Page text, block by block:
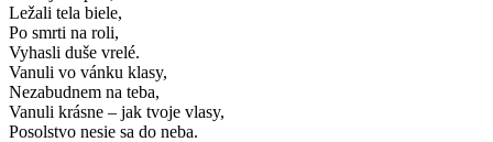
Ležali tela biele,
Po smrti na roli,
Vyhasli duše vrelé.
Vanuli vo vánku klasy,
Nezabudnem na teba,
Vanuli krásne – jak tvoje vlasy,
Posolstvo nesie sa do neba.